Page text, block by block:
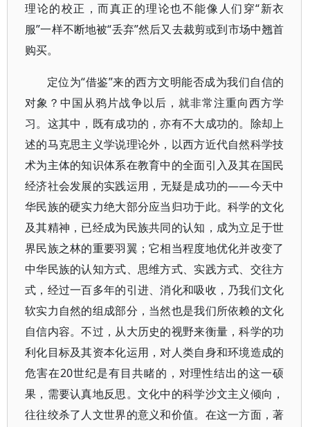
理论的校正，而真正的理论也不能像人们穿“新衣
服”一样不断地被“丢弃”然后又去裁剪或到市场中翘首
购买。
定位为“借鉴”来的西方文明能否成为我们自信的
对象？中国从鸦片战争以后，就非常注重向西方学
习。这其中，既有成功的，亦有不大成功的。除却上
述的马克思主义学说理论外，以西方近代自然科学技
术为主体的知识体系在教育中的全面引入及其在国民
经济社会发展的实践运用，无疑是成功的——今天中
华民族的硬实力绝大部分应当归功于此。科学的文化
及其精神，已经成为民族共同的认知，成为立足于世
界民族之林的重要羽翼；它相当程度地优化并改变了
中华民族的认知方式、思维方式、实践方式、交往方
式，经过一百多年的引进、消化和吸收，乃我们文化
软实力自然的组成部分，当然也是我们所依赖的文化
自信内容。不过，从大历史的视野来衡量，科学的功
利化目标及其资本化运用，对人类自身和环境造成的
危害在20世纪是有目共睹的，对理性结出的这一硕
果，需要认真地反思。文化中的科学沙文主义倾向，
往往绞杀了人文世界的意义和价值。在这一方面，著